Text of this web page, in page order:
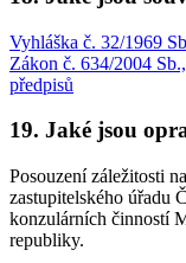
Vyhláška č. 32/1969
Zákon č. 634/2004
předpisů
19. Jaké jsou
Posouzení záležitosti
zastupitelského úřadu
konzulárních činností
republiky.